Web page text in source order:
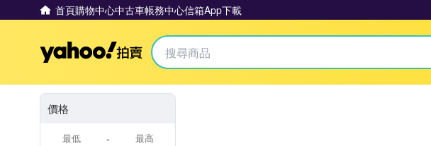
首頁購物中心中古車帳務中心信箱App下載
Yahoo拍賣
價格
-